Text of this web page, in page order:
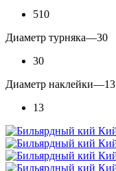
510
Диаметр турняка—30
30
Диаметр наклейки—13
13